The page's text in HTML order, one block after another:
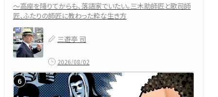
～高座を降りてからも、落語家でいたい。三木助師匠と歌司師
匠、ふたりの師匠に教わった粋な生き方
三遊亭 司
2026/08/02